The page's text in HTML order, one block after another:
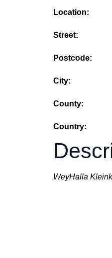
Location:
Street:
Postcode:
City:
County:
Country:
WeyHalla